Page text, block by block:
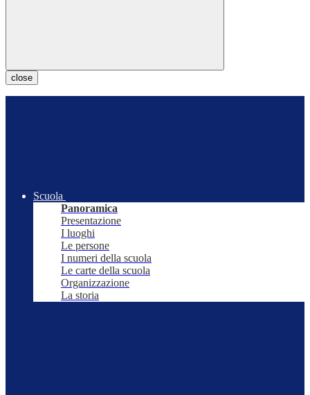
close
Scuola
Panoramica
Presentazione
I luoghi
Le persone
I numeri della scuola
Le carte della scuola
Organizzazione
La storia